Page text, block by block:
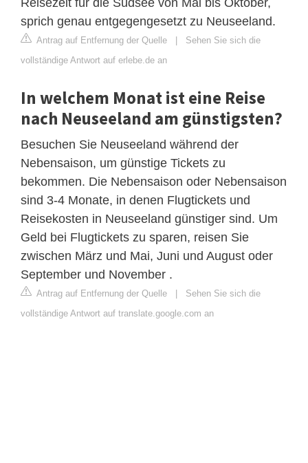
sprich genau entgegengesetzt zu Neuseeland.
Antrag auf Entfernung der Quelle | Sehen Sie sich die
vollständige Antwort auf erlebe.de an
In welchem ​​Monat ist eine Reise
nach Neuseeland am günstigsten?
Besuchen Sie Neuseeland während der
Nebensaison, um günstige Tickets zu
bekommen. Die Nebensaison oder Nebensaison
sind 3-4 Monate, in denen Flugtickets und
Reisekosten in Neuseeland günstiger sind. Um
Geld bei Flugtickets zu sparen, reisen Sie
zwischen März und Mai, Juni und August oder
September und November .
Antrag auf Entfernung der Quelle | Sehen Sie sich die
vollständige Antwort auf translate.google.com an